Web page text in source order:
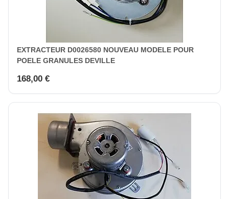
EXTRACTEUR D0026580 NOUVEAU MODELE POUR
POELE GRANULES DEVILLE
168,00 €